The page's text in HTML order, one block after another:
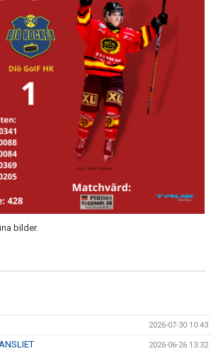
bilder.
2026-07-30 10:43
2026-06-26 13:32